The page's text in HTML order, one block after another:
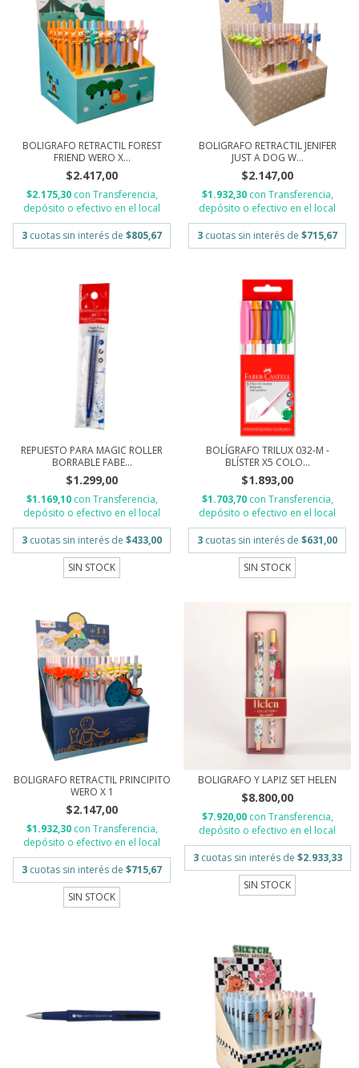
BOLIGRAFO RETRACTIL FOREST
FRIEND WERO X...
$2.417,00
$2.175,30 con Transferencia,
depósito o efectivo en el local
3 cuotas sin interés de $805,67
BOLIGRAFO RETRACTIL JENIFER
JUST A DOG W...
$2.147,00
$1.932,30 con Transferencia,
depósito o efectivo en el local
3 cuotas sin interés de $715,67
REPUESTO PARA MAGIC ROLLER
BORRABLE FABE...
$1.299,00
$1.169,10 con Transferencia,
depósito o efectivo en el local
3 cuotas sin interés de $433,00
SIN STOCK
BOLÍGRAFO TRILUX 032-M -
BLÍSTER X5 COLO...
$1.893,00
$1.703,70 con Transferencia,
depósito o efectivo en el local
3 cuotas sin interés de $631,00
SIN STOCK
BOLIGRAFO RETRACTIL PRINCIPITO
WERO X 1
$2.147,00
$1.932,30 con Transferencia,
depósito o efectivo en el local
3 cuotas sin interés de $715,67
SIN STOCK
BOLIGRAFO Y LAPIZ SET HELEN
$8.800,00
$7.920,00 con Transferencia,
depósito o efectivo en el local
3 cuotas sin interés de $2.933,33
SIN STOCK